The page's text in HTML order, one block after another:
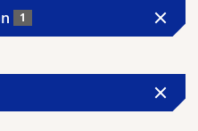
1